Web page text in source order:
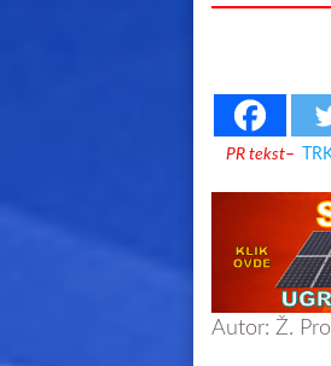
PR tekst–
Autor: Ž.